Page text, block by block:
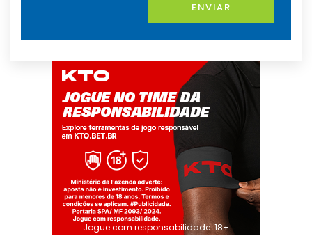
ENVIAR
Jogue com responsabilidade. 18+